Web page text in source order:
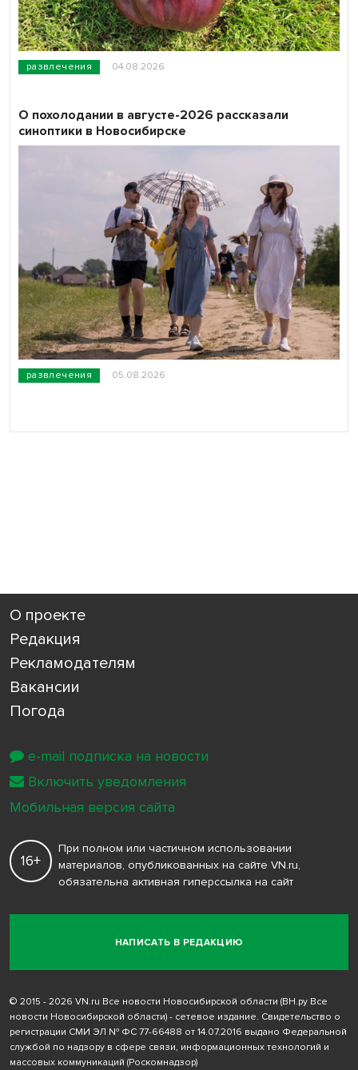
развлечения 04.08.2026
развлечения 05.08.2026
О похолодании в августе-2026 рассказали
синоптики в Новосибирске
О проекте
Редакция
Рекламодателям
Вакансии
Погода
НАПИСАТЬ В РЕДАКЦИЮ
16+
При полном или частичном использовании
материалов, опубликованных на сайте VN.ru,
обязательна активная гиперссылка на сайт
© 2015 - 2026 VN.ru Все новости Новосибирской области (ВН.ру Все
новости Новосибирской области) - сетевое издание. Свидетельство о
регистрации СМИ ЭЛ № ФС 77-66488 от 14.07.2016 выдано Федеральной
службой по надзору в сфере связи, информационных технологий и
массовых коммуникаций (Роскомнадзор)
e-mail подписка на новости
Включить уведомления
Мобильная версия сайта